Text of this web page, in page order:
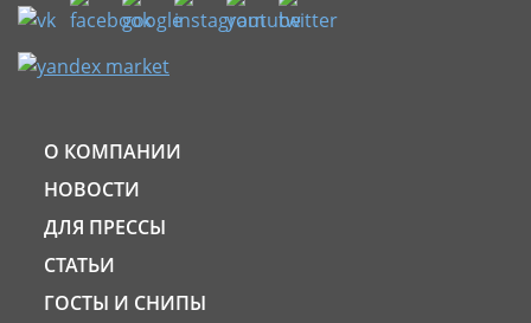
О КОМПАНИИ
НОВОСТИ
ДЛЯ ПРЕССЫ
СТАТЬИ
ГОСТЫ И СНИПЫ